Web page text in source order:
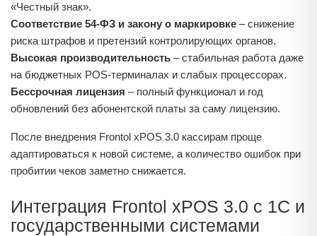
«Честный знак».
Соответствие 54‑ФЗ и закону о маркировке – снижение
риска штрафов и претензий контролирующих органов.
Высокая производительность – стабильная работа даже
на бюджетных POS‑терминалах и слабых процессорах.
Бессрочная лицензия – полный функционал и год
обновлений без абонентской платы за саму лицензию.
После внедрения Frontol xPOS 3.0 кассирам проще
адаптироваться к новой системе, а количество ошибок при
пробитии чеков заметно снижается.
Интеграция Frontol xPOS 3.0 с 1С и
государственными системами